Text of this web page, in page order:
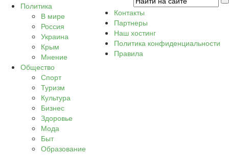
Политика
В мире
Россия
Украина
Крым
Мнение
Общество
Спорт
Туризм
Культура
Бизнес
Здоровье
Мода
Быт
Образование
Контакты
Партнеры
Наш хостинг
Политика конфиденциальности
Правила